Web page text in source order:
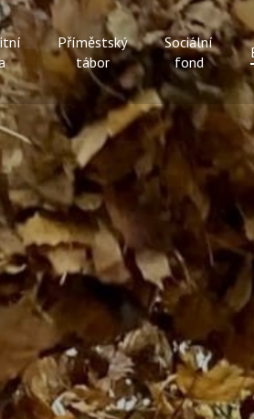
Příměstský
tábor
Sociální
fond